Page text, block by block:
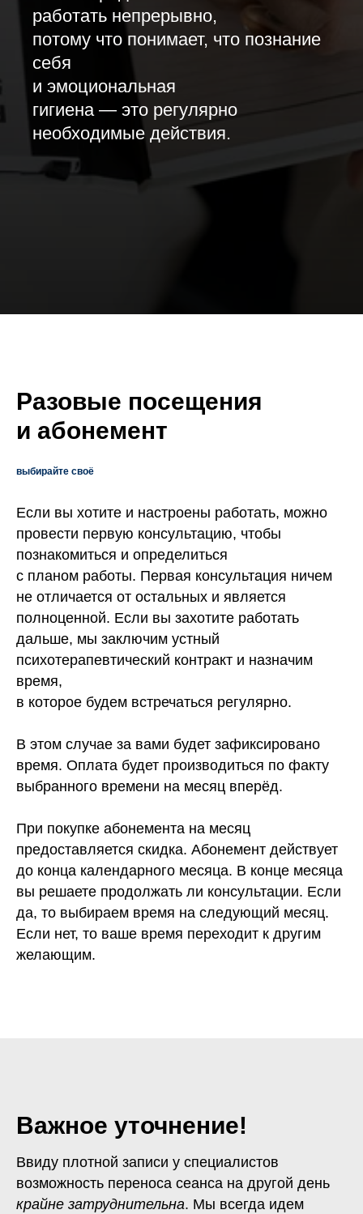
работать непрерывно,
потому что понимает, что познание
себя
и эмоциональная
гигиена — это регулярно
необходимые действия.
Разовые посещения
и абонемент
выбирайте своё
Если вы хотите и настроены работать, можно
провести первую консультацию, чтобы
познакомиться и определиться
с планом работы. Первая консультация ничем
не отличается от остальных и является
полноценной. Если вы захотите работать
дальше, мы заключим устный
психотерапевтический контракт и назначим
время,
в которое будем встречаться регулярно.
В этом случае за вами будет зафиксировано
время. Оплата будет производиться по факту
выбранного времени на месяц вперёд.
При покупке абонемента на месяц
предоставляется скидка. Абонемент действует
до конца календарного месяца. В конце месяца
вы решаете продолжать ли консультации. Если
да, то выбираем время на следующий месяц.
Если нет, то ваше время переходит к другим
желающим.
Важное уточнение!
Ввиду плотной записи у специалистов
возможность переноса сеанса на другой день
крайне затруднительна. Мы всегда идем